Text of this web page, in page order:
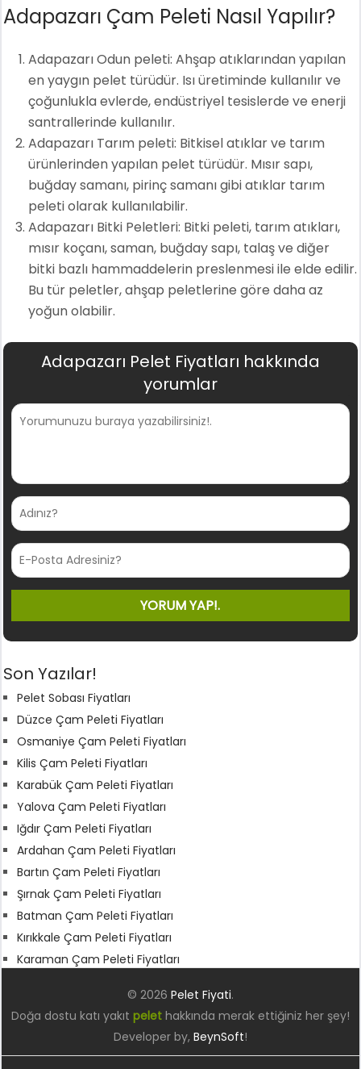
Adapazarı Çam Peleti Nasıl Yapılır?
Adapazarı Odun peleti: Ahşap atıklarından yapılan
en yaygın pelet türüdür. Isı üretiminde kullanılır ve
çoğunlukla evlerde, endüstriyel tesislerde ve enerji
santrallerinde kullanılır.
Adapazarı Tarım peleti: Bitkisel atıklar ve tarım
ürünlerinden yapılan pelet türüdür. Mısır sapı,
buğday samanı, pirinç samanı gibi atıklar tarım
peleti olarak kullanılabilir.
Adapazarı Bitki Peletleri: Bitki peleti, tarım atıkları,
mısır koçanı, saman, buğday sapı, talaş ve diğer
bitki bazlı hammaddelerin preslenmesi ile elde edilir.
Bu tür peletler, ahşap peletlerine göre daha az
yoğun olabilir.
Adapazarı Pelet Fiyatları hakkında
yorumlar
Son Yazılar!
Pelet Sobası Fiyatları
Düzce Çam Peleti Fiyatları
Osmaniye Çam Peleti Fiyatları
Kilis Çam Peleti Fiyatları
Karabük Çam Peleti Fiyatları
Yalova Çam Peleti Fiyatları
Iğdır Çam Peleti Fiyatları
Ardahan Çam Peleti Fiyatları
Bartın Çam Peleti Fiyatları
Şırnak Çam Peleti Fiyatları
Batman Çam Peleti Fiyatları
Kırıkkale Çam Peleti Fiyatları
Karaman Çam Peleti Fiyatları
© 2026 Pelet Fiyati.
Doğa dostu katı yakıt pelethakkında merak ettiğiniz her şey!
Developer by, BeynSoft!